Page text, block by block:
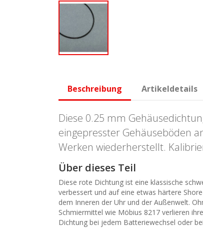
Beschreibung Artikeldetails
Diese 0.25 mm
eingepresster Gehäuseböden
Werken wiederherstellt.
Über dieses Teil
Diese rote Dichtung ist eine klassische
verbessert und auf eine etwas härtere
dem Inneren der Uhr und der Außenwelt.
Schmiermittel wie Möbius 8217 verlieren
Dichtung bei jedem Batteriewechsel oder